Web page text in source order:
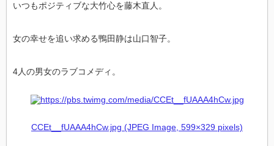
いつもポジティブな大竹心を藤木直人。
女の幸せを追い求める鴨田静は山口智子。
4人の男女のラブコメディ。
CCEt__fUAAA4hCw.jpg (JPEG Image, 599×329 pixels)